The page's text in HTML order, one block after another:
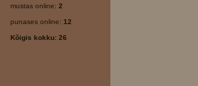
mustas online: 2
punases online: 12
Kõigis kokku: 26